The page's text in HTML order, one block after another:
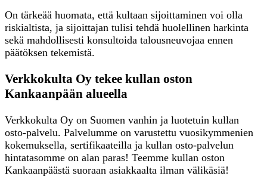
On tärkeää huomata, että kultaan sijoittaminen voi olla
riskialtista, ja sijoittajan tulisi tehdä huolellinen harkinta
sekä mahdollisesti konsultoida talousneuvojaa ennen
päätöksen tekemistä.
Verkkokulta Oy tekee kullan oston
Kankaanpään alueella
Verkkokulta Oy on Suomen vanhin ja luotetuin kullan
osto-palvelu. Palvelumme on varustettu vuosikymmenien
kokemuksella, sertifikaateilla ja kullan osto-palvelun
hintatasomme on alan paras! Teemme kullan oston
Kankaanpäästä suoraan asiakkaalta ilman välikäsiä!